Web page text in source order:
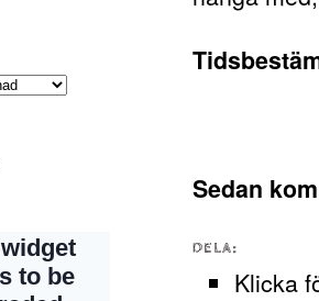
Sedan
DELA:
Klicka